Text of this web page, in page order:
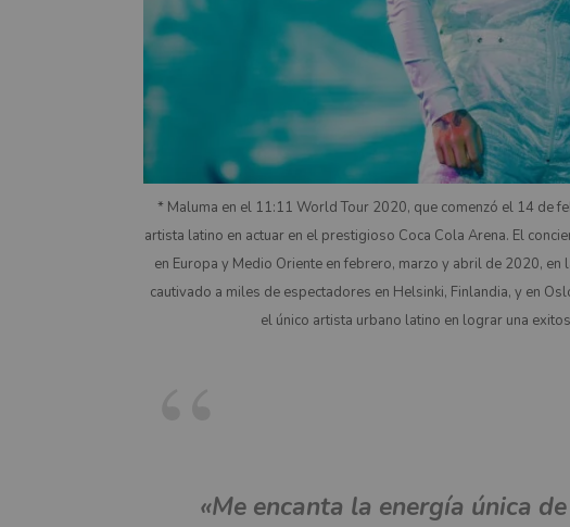
* Maluma en el 11:11 World Tour 2020, que comenzó el 14 de
artista latino en actuar en el prestigioso Coca Cola Arena. El
en Europa y Medio Oriente en febrero, marzo y abril de 2020,
cautivado a miles de espectadores en Helsinki, Finlandia, y en
el único artista urbano latino en lograr una
«Me encanta la energía única